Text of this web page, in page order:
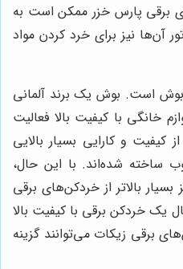
برقی پارس خزر ممکن است به
آن‌ها نیز برای خرد کردن مواد
بوش است. بوش یک برند آلمانی
خانگی با کیفیت بالا فعالیت
و کارایی بسیار بالایی
ساخته شده‌اند. با این حال،
بالاتر از خردکن‌های برقی
یک خردکن برقی با کیفیت بالا
برقی زیکات می‌توانند گزینه